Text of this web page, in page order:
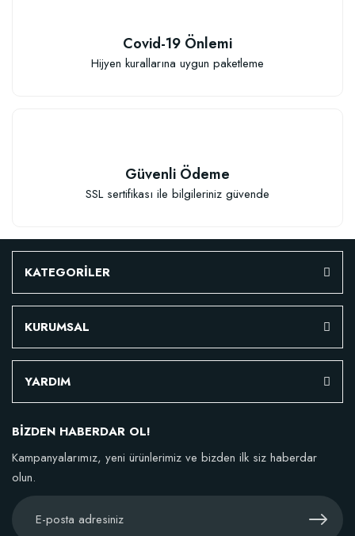
Covid-19 Önlemi
Hijyen kurallarına uygun paketleme
Güvenli Ödeme
SSL sertifikası ile bilgileriniz güvende
KATEGORİLER
KURUMSAL
YARDIM
BİZDEN HABERDAR OL!
Kampanyalarımız, yeni ürünlerimiz ve bizden ilk siz haberdar
olun.